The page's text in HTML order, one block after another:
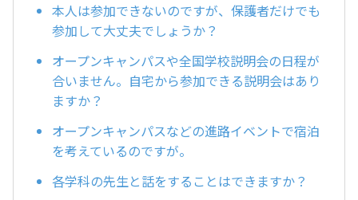
本人は参加できないのですが、保護者だけでも
参加して大丈夫でしょうか？
オープンキャンパスや全国学校説明会の日程が
合いません。自宅から参加できる説明会はあり
ますか？
オープンキャンパスなどの進路イベントで宿泊
を考えているのですが。
各学科の先生と話をすることはできますか？